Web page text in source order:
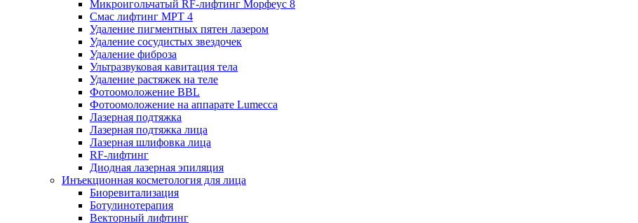
Микроигольчатый RF-лифтинг Морфеус 8
Смас лифтинг MPT 4
Удаление пигментных пятен лазером
Удаление сосудистых звездочек
Удаление фиброза
Ультразвуковая кавитация тела
Удаление растяжек на теле
Фотоомоложение BBL
Фотоомоложение на аппарате Lumecca
Лазерная подтяжка
Лазерная подтяжка лица
Лазерная шлифовка лица
RF-лифтинг
Диодная лазерная эпиляция
Инъекционная косметология для лица
Биоревитализация
Ботулинотерапия
Векторный лифтинг